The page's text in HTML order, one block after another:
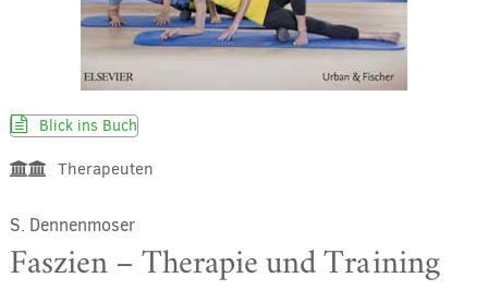
Blick ins Buch
Therapeuten
S. Dennenmoser
Faszien – Therapie und Training